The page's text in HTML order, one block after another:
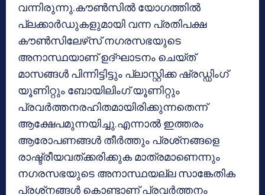
വന്നിരുന്നു.കൗണ്‍സില്‍ യോഗത്തില്‍
പ്ലക്കാര്‍ഡുകളുമായി വന്ന പ്രതിപക്ഷ
കൗണ്‍സിലേഴ്‌സ് നഗരസഭയുടെ
അനാസ്ഥയാണ് ഉദ്ഘാടനം ചെയ്ത്
മാസങ്ങള്‍ പിന്നിട്ടിട്ടും പ്ലാസ്റ്റിക്ക ഷ്രഡ്ഡിംഗ്
യൂണിറ്റും ബോയിലിംഗ് യൂണിറ്റും
പ്രവര്‍ത്തനരഹിതമായിരിക്കുന്നതെന്ന്
ആക്ഷേപമുന്നയിച്ചു.എന്നാല്‍ ഇത്തരം
ആരോപണങ്ങള്‍ തീര്‍ത്തും പ്രശ്‌നങ്ങളെ
രാഷ്ട്രീയവത്ക്കരിക്കുക മാത്രമാണെന്നും
നഗരസഭയുടെ അനാസ്ഥയല്ല സാങ്കേതിക
പ്രശ്‌നങ്ങള്‍ കൊണ്ടാണ് പ്രവര്‍ത്തനം